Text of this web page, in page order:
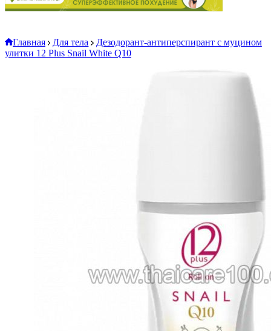
Главная Для тела
Дезодорант-антиперспирант с муцином
улитки 12 Plus Snail White Q10